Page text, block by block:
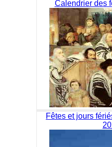
Calendrier des
Fêtes et jours